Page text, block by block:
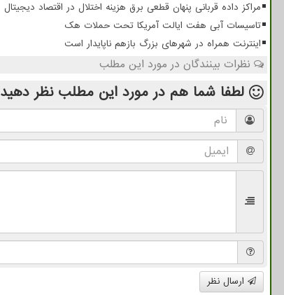
مراکز داده قربانی پنهان قطعی برق هزینه اختلال در اقتصاد دیجیتال
تاسیسات آبی هفت ایالت آمریکا تحت حملات هک
اینترنت همراه در شهرهای بزرگ بازهم ناپایدار است
نظرات بینندگان در مورد این مطلب
لطفا شما هم در مورد این مطلب نظر دهید
ارسال نظر